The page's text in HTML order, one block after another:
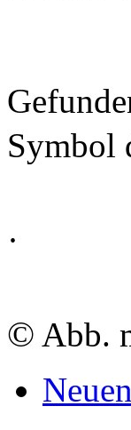
Symbol
·
© Abb.